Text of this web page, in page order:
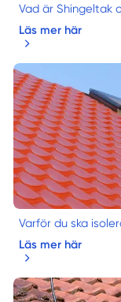
Vad är Shingeltak
Läs mer här
Varför du ska
Läs mer här